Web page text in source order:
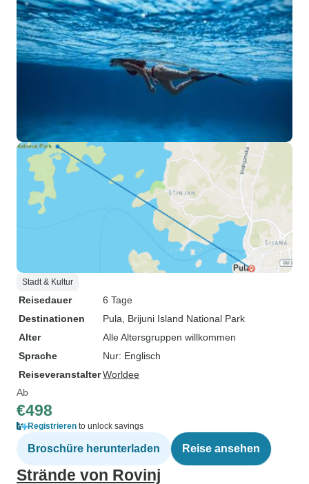
Stadt & Kultur
Reisedauer
6 Tage
Destinationen
Pula , Brijuni Island National Park
Alter
Alle Altersgruppen willkommen
Sprache
Nur: Englisch
ReiseveranstalterWorldee
Ab
€498
Registrieren to unlock savings
Broschüre herunterladen Reise ansehen
Strände von Rovinj